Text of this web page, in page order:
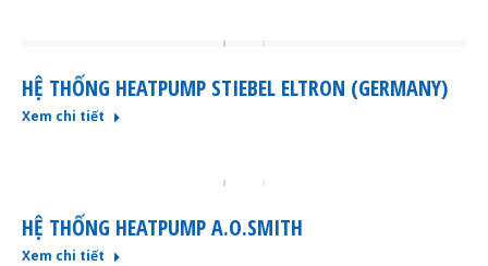
HỆ THỐNG HEATPUMP STIEBEL ELTRON (GERMANY)
Xem chi tiết
HỆ THỐNG HEATPUMP A.O.SMITH
Xem chi tiết